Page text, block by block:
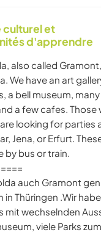
/ ARTISANAT
DES PLANTES
EN PLEIN AIR
culturel et
d'apprendre
also called
We have an art
a bell museum,
a few cafes. Those
looking for parties
Jena, or Erfurt.
by bus or train.
auch Gramont
in Thüringen .Wir
mit wechselnden
viele Parks